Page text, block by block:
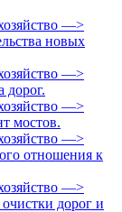
—>
новых
—>
дорог.
—>
мостов.
—>
отношения к
—>
дорог и